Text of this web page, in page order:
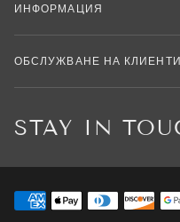
ИНФОРМАЦИЯ
ОБСЛУЖВАНЕ НА КЛИЕНТИ
STAY IN